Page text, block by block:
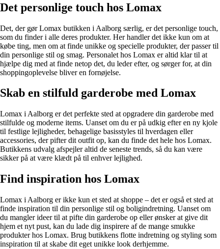
Det personlige touch hos Lomax
Det, der gør Lomax butikken i Aalborg særlig, er det personlige touch,
som du finder i alle deres produkter. Her handler det ikke kun om at
købe ting, men om at finde unikke og specielle produkter, der passer til
din personlige stil og smag. Personalet hos Lomax er altid klar til at
hjælpe dig med at finde netop det, du leder efter, og sørger for, at din
shoppingoplevelse bliver en fornøjelse.
Skab en stilfuld garderobe med Lomax
Lomax i Aalborg er det perfekte sted at opgradere din garderobe med
stilfulde og moderne items. Uanset om du er på udkig efter en ny kjole
til festlige lejligheder, behagelige basisstyles til hverdagen eller
accessories, der pifter dit outfit op, kan du finde det hele hos Lomax.
Butikkens udvalg afspejler altid de seneste trends, så du kan være
sikker på at være klædt på til enhver lejlighed.
Find inspiration hos Lomax
Lomax i Aalborg er ikke kun et sted at shoppe – det er også et sted at
finde inspiration til din personlige stil og boligindretning. Uanset om
du mangler ideer til at pifte din garderobe op eller ønsker at give dit
hjem et nyt pust, kan du lade dig inspirere af de mange smukke
produkter hos Lomax. Brug butikkens flotte indretning og styling som
inspiration til at skabe dit eget unikke look derhjemme.